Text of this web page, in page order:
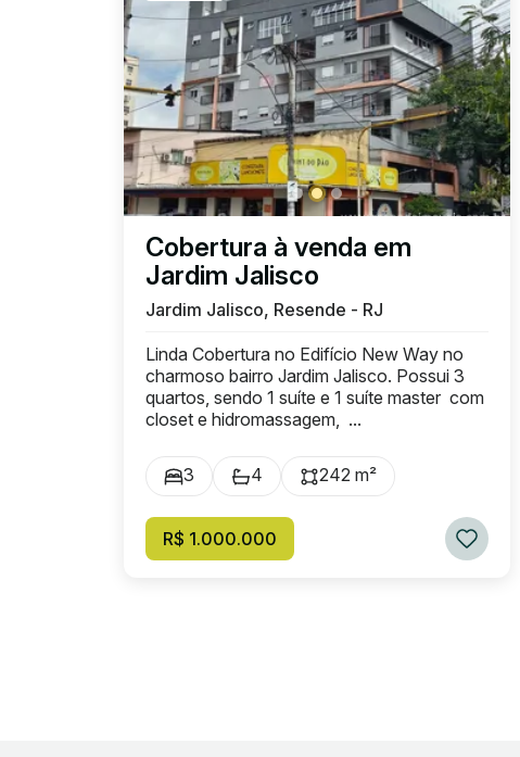
Cobertura à venda em
Jardim Jalisco
Jardim Jalisco, Resende - RJ
Linda Cobertura no Edifício New Way no
charmoso bairro Jardim Jalisco. Possui 3
quartos, sendo 1 suíte e 1 suíte master com
closet e hidromassagem, ...
3 4 242 m²
R$ 1.000.000